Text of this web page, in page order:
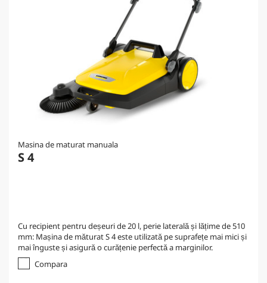
Masina de maturat manuala
S 4
Cu recipient pentru deșeuri de 20 l, perie laterală și lățime de 510
mm: Mașina de măturat S 4 este utilizată pe suprafețe mai mici și
mai înguste și asigură o curățenie perfectă a marginilor.
Compara